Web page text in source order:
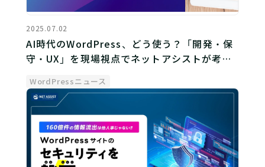
2025.07.02
AI時代のWordPress、どう使う？「開発・保
守・UX」を現場視点でネットアシストが考察
WordPressニュース